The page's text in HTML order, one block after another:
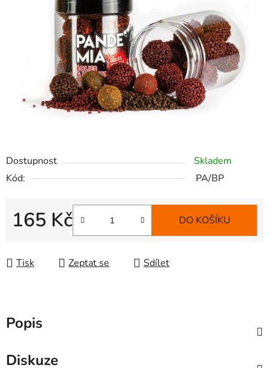
Dostupnost
Skladem
Kód:
PA/BP
165 Kč DO KOŠÍKU
Tisk Zeptat se Sdílet
Popis
Diskuze